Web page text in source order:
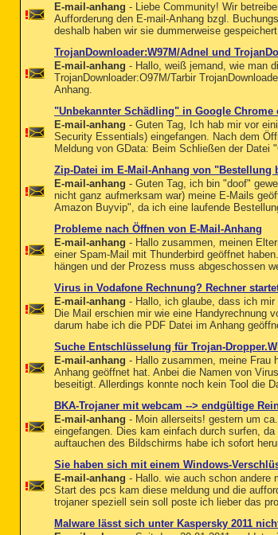
E-mail-anhang - Liebe Community! Wir
Aufforderung den E-mail-Anhang bzgl.
deshalb haben wir sie dummerweise
TrojanDownloader:W97M/Adnel und
E-mail-anhang - Hallo, weiß jemand, wie man
TrojanDownloader:O97M/Tarbir
Anhang.
"Unbekannter Schädling" in Google Chrome
E-mail-anhang - Guten Tag, Ich hab mir vor
Security Essentials) eingefangen. Nach dem
Meldung von GData: Beim Schließen der Datei
Zip-Datei im E-Mail-Anhang von "Bestellung
E-mail-anhang - Guten Tag, ich bin "doof"
nicht ganz aufmerksam war) meine E-Mails
Amazon Buyvip", da ich eine laufende
Probleme nach Öffnen von E-Mail-Anhang
E-mail-anhang - Hallo zusammen, meinen
einer Spam-Mail mit Thunderbird geöffnet
hängen und der Prozess muss abgeschossen
Virus in Vodafone Rechnung? Rechner
E-mail-anhang - Hallo, ich glaube, dass ich
Die Mail erschien mir wie eine Handyrechnung
darum habe ich die PDF Datei im Anhang
Suche Entschlüsselung für Trojan-
E-mail-anhang - Hallo zusammen, meine Frau
Anhang geöffnet hat. Anbei die Namen von
beseitigt. Allerdings konnte noch kein Tool die
BKA-Trojaner mit webcam --> endgültige
E-mail-anhang - Moin allerseits! gestern um
eingefangen. Dies kam einfach durch surfen,
auftauchen des Bildschirms habe ich sofort
Sie haben sich mit einem Windows-
E-mail-anhang - Hallo. wie auch schon andere
Start des pcs kam diese meldung und die
trojaner speziell sein soll poste ich lieber das
Malware lässt sich unter Kaspersky 2011